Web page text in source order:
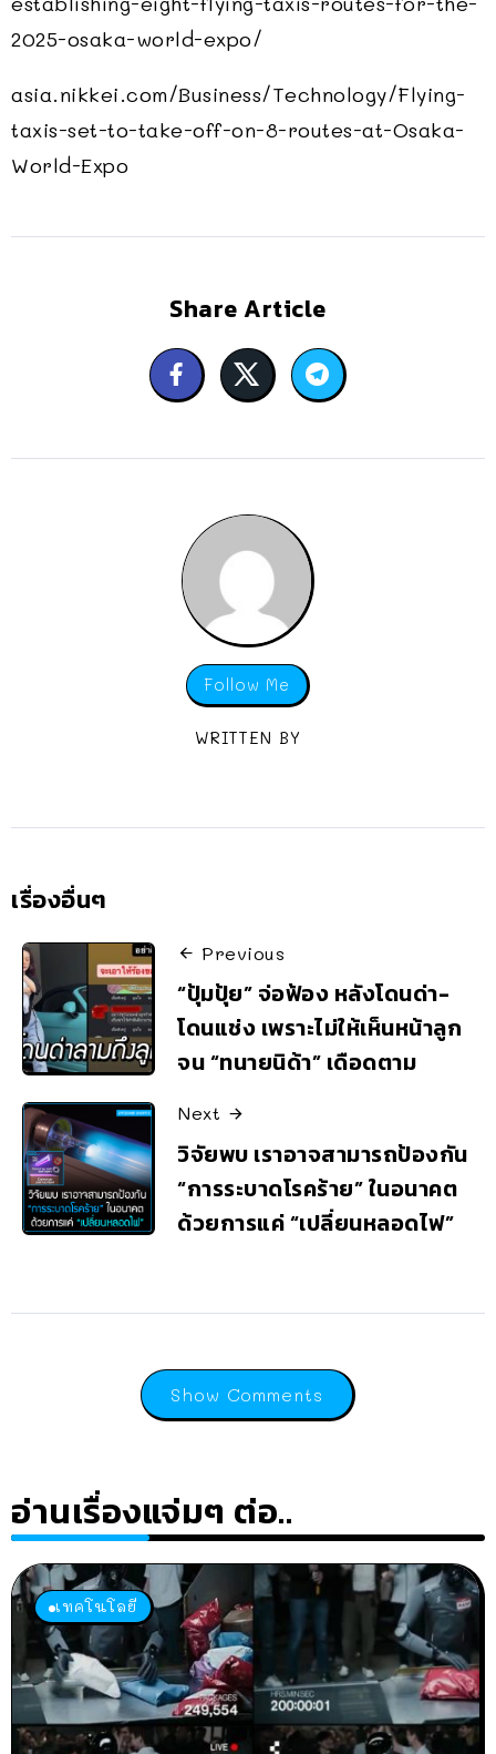
2025-osaka-world-expo/
asia.nikkei.com/Business/Technology/Flying-
taxis-set-to-take-off-on-8-routes-at-Osaka-
World-Expo
Share Article
Follow Me
WRITTEN BY
เรื่องอื่นๆ
Previous
“ปุ้มปุ้ย” จ่อฟ้อง หลังโดนด่า-
โดนแช่ง เพราะไม่ให้เห็นหน้าลูก
จน “ทนายนิด้า” เดือดตาม
Next
วิจัยพบ เราอาจสามารถป้องกัน
“การระบาดโรคร้าย” ในอนาคต
ด้วยการแค่ “เปลี่ยนหลอดไฟ”
Show Comments
อ่านเรื่องแจ่มๆ ต่อ..
เทคโนโลยี